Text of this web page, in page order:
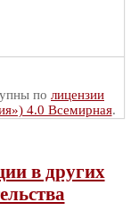
по лицензии
4.0 Всемирная.
в других